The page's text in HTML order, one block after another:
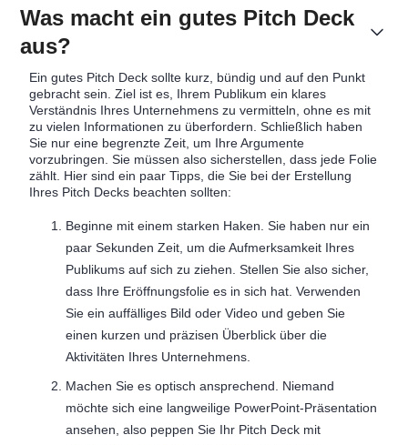
Was macht ein gutes Pitch Deck
aus?
Ein gutes Pitch Deck sollte kurz, bündig und auf den Punkt
gebracht sein. Ziel ist es, Ihrem Publikum ein klares
Verständnis Ihres Unternehmens zu vermitteln, ohne es mit
zu vielen Informationen zu überfordern. Schließlich haben
Sie nur eine begrenzte Zeit, um Ihre Argumente
vorzubringen. Sie müssen also sicherstellen, dass jede Folie
zählt. Hier sind ein paar Tipps, die Sie bei der Erstellung
Ihres Pitch Decks beachten sollten:
Beginne mit einem starken Haken. Sie haben nur ein
paar Sekunden Zeit, um die Aufmerksamkeit Ihres
Publikums auf sich zu ziehen. Stellen Sie also sicher,
dass Ihre Eröffnungsfolie es in sich hat. Verwenden
Sie ein auffälliges Bild oder Video und geben Sie
einen kurzen und präzisen Überblick über die
Aktivitäten Ihres Unternehmens.
Machen Sie es optisch ansprechend. Niemand
möchte sich eine langweilige PowerPoint-Präsentation
ansehen, also peppen Sie Ihr Pitch Deck mit